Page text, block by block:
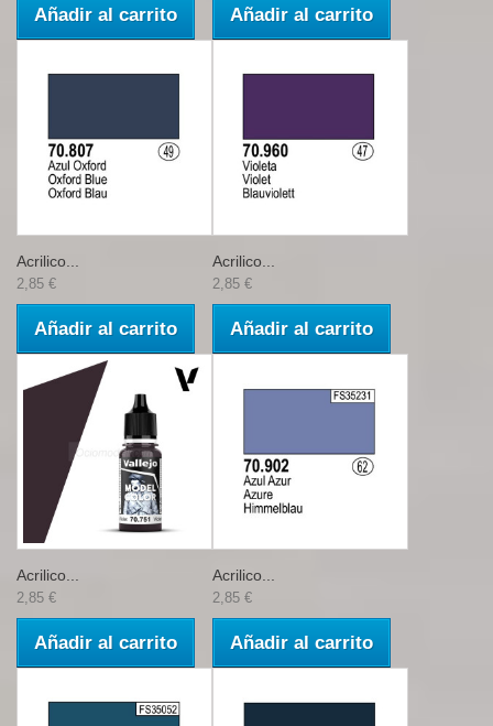
Añadir al carrito Añadir al carrito
Acrilico...
2,85 €
Añadir al carrito
Acrilico...
2,85 €
Añadir al carrito
Acrilico...
2,85 €
Añadir al carrito
Acrilico...
2,85 €
Añadir al carrito